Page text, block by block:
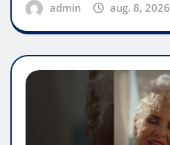
admin aug. 8, 2026